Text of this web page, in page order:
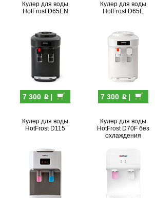
Кулер для воды
HotFrost D65EN
7 300 p|
Кулер для воды
HotFrost D65E
7 300 p|
Кулер для воды
HotFrost D115
Кулер для воды
HotFrost D70F без
охлаждения